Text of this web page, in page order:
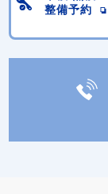
整備予約